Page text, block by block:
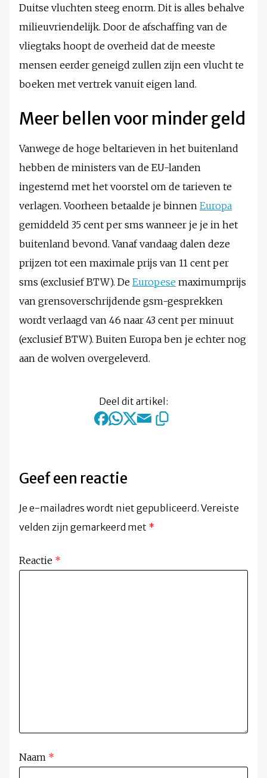
Duitse vluchten steeg enorm. Dit is alles behalve
milieuvriendelijk. Door de afschaffing van de
vliegtaks hoopt de overheid dat de meeste
mensen eerder geneigd zullen zijn een vlucht te
boeken met vertrek vanuit eigen land.
Meer bellen voor minder geld
Vanwege de hoge beltarieven in het buitenland
hebben de ministers van de EU-landen
ingestemd met het voorstel om de tarieven te
verlagen. Voorheen betaalde je binnen Europa
gemiddeld 35 cent per sms wanneer je je in het
buitenland bevond. Vanaf vandaag dalen deze
prijzen tot een maximale prijs van 11 cent per
sms (exclusief BTW). De Europese maximumprijs
van grensoverschrijdende gsm-gesprekken
wordt verlaagd van 46 naar 43 cent per minuut
(exclusief BTW). Buiten Europa ben je echter nog
aan de wolven overgeleverd.
Deel dit artikel:
Geef een reactie
Je e-mailadres wordt niet gepubliceerd. Vereiste
velden zijn gemarkeerd met *
Reactie *
Naam *